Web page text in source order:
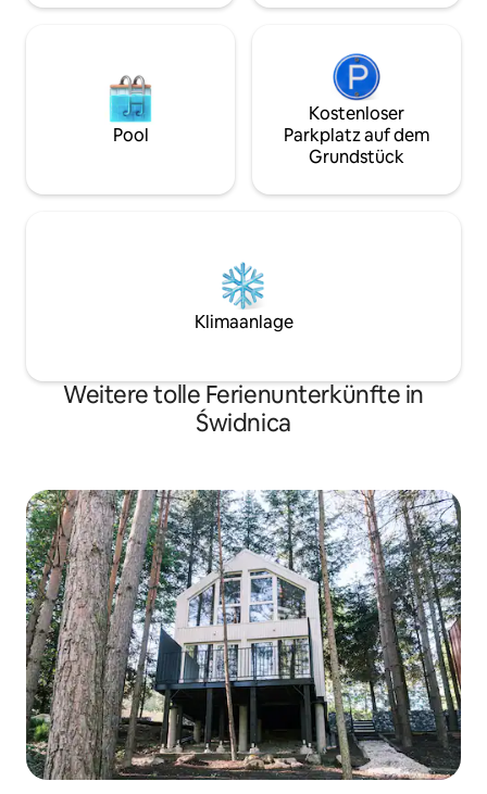
Pool
Kostenloser
Parkplatz auf dem
Grundstück
Klimaanlage
Weitere tolle Ferienunterkünfte in
Świdnica